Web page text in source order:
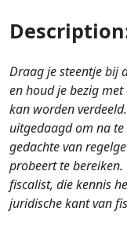
Draag je steentje bij
en houd je bezig
kan worden
uitgedaagd om na
gedachte van
probeert te
fiscalist, die kennis
juridische kant van